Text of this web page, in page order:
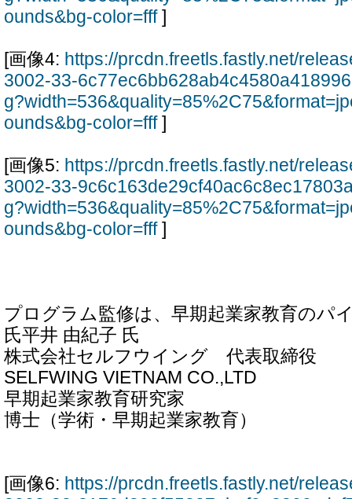
ounds&bg-color=fff]
[画像4: https://prcdn.freetls.fastly.net/
3002-33-
ounds&bg-color=fff]
[画像5: https://prcdn.freetls.fastly.net/
3002-33-
ounds&bg-color=fff]
プログラム監修は、早期起業家教育のパ
氏平井 由紀子 氏
株式会社セルフウイング 代表取締役
SELFWING VIETNAM CO.,LTD
早期起業家教育研究家
博士（学術・早期起業家教育）
[画像6: https://prcdn.freetls.fastly.net/